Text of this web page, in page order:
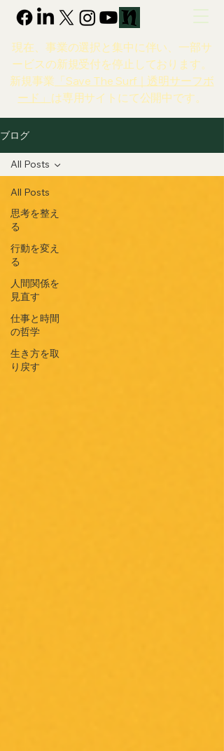
現在、事業の選択と集中に伴い、一部サ
ービスの新規受付を停止しております。
新規事業 「Save The Surf｜透明サーフボ
ード」 は専用サイトにて公開中です。
ブログ
All Posts
思考を整え
る
行動を変え
る
人間関係を
見直す
仕事と時間
の哲学
生き方を取
り戻す
All Posts